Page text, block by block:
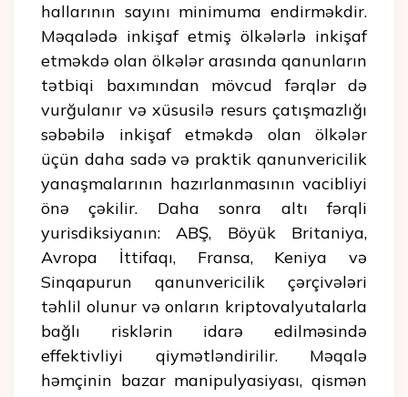
hallarının sayını minimuma endirməkdir.
Məqalədə inkişaf etmiş ölkələrlə inkişaf
etməkdə olan ölkələr arasında qanunların
tətbiqi baxımından mövcud fərqlər də
vurğulanır və xüsusilə resurs çatışmazlığı
səbəbilə inkişaf etməkdə olan ölkələr
üçün daha sadə və praktik qanunvericilik
yanaşmalarının hazırlanmasının vacibliyi
önə çəkilir. Daha sonra altı fərqli
yurisdiksiyanın: ABŞ, Böyük Britaniya,
Avropa İttifaqı, Fransa, Keniya və
Sinqapurun qanunvericilik çərçivələri
təhlil olunur və onların kriptovalyutalarla
bağlı risklərin idarə edilməsində
effektivliyi qiymətləndirilir. Məqalə
həmçinin bazar manipulyasiyası, qismən